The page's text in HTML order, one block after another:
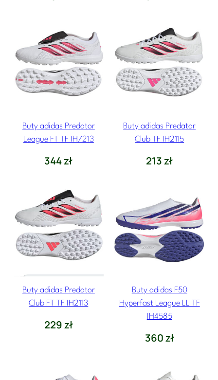
Buty adidas Predator
League FT TF IH7213
344zł
Buty adidas Predator
Club TF IH2115
213zł
Buty adidas Predator
Club FT TF IH2113
229zł
Buty adidas F50
Hyperfast League LL TF
IH4585
360zł